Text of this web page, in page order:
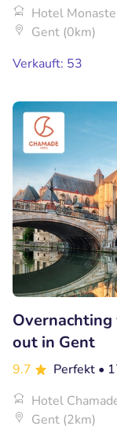
Hotel
Gent (0km)
Verkauft: 53
out in Gent
9.7 Perfekt •
Hotel
Gent (2km)